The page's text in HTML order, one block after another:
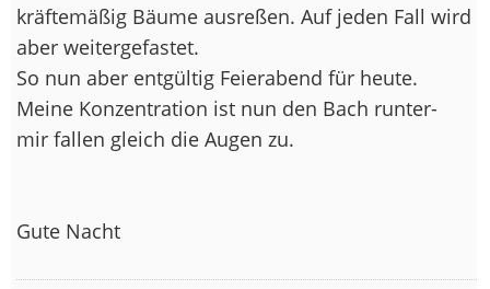
kräftemäßig Bäume ausreßen. Auf jeden Fall wird
aber weitergefastet.
So nun aber entgültig Feierabend für heute.
Meine Konzentration ist nun den Bach runter-
mir fallen gleich die Augen zu.
Gute Nacht